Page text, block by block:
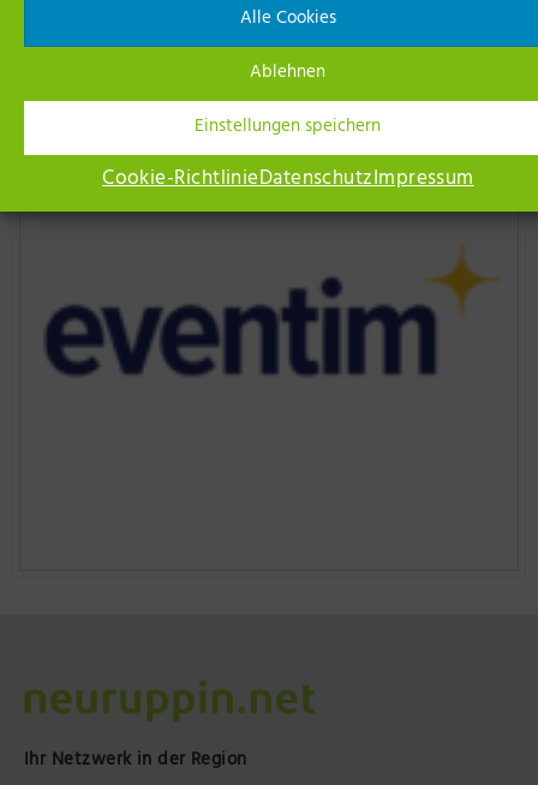
Alle Cookies
Ablehnen
Einstellungen speichern
Cookie-RichtlinieDatenschutzImpressum
Event Empfehlungen
Ihr Netzwerk in der Region